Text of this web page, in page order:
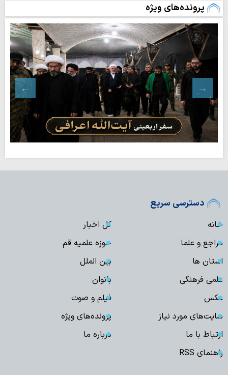
پرونده‌های ویژه
دسترسی سریع
خانه
کل اخبار
مراجع و علما
حوزه علمیه قم
استان ها
بین الملل
علمی فرهنگی
بانوان
عکس
فیلم و صوت
سایت‌های مورد نیاز
پرونده‌های ویژه
ارتباط با ما
درباره ما
راهنمای RSS